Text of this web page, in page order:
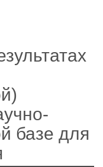
базе для